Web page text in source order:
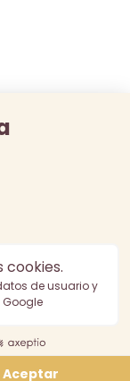
de 18 años.
para la salud,